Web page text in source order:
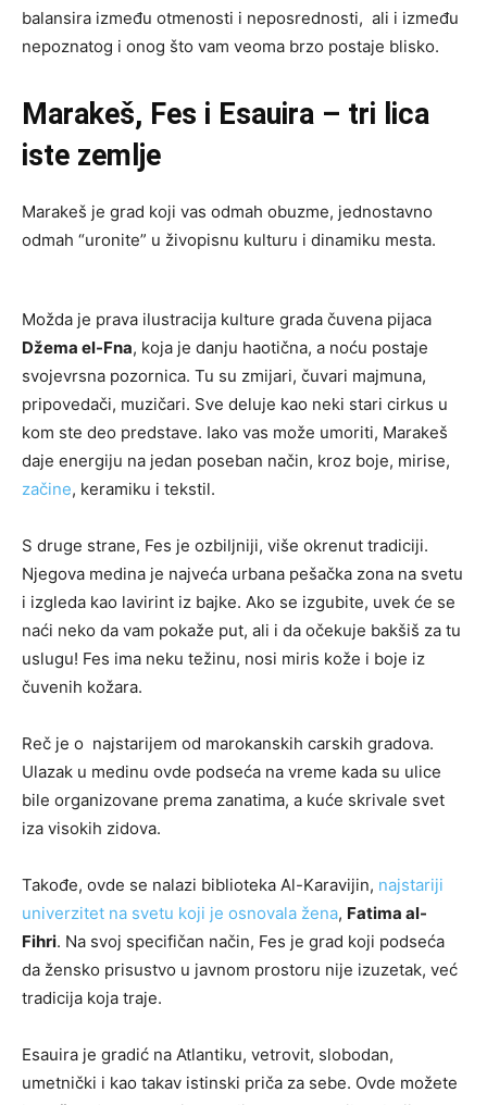
balansira između otmenosti i neposrednosti, ali i između
nepoznatog i onog što vam veoma brzo postaje blisko.
Marakeš, Fes i Esauira – tri lica
iste zemlje
Marakeš je grad koji vas odmah obuzme, jednostavno
odmah “uronite” u živopisnu kulturu i dinamiku mesta.
Možda je prava ilustracija kulture grada čuvena pijaca
Džema el-Fna, koja je danju haotična, a noću postaje
svojevrsna pozornica. Tu su zmijari, čuvari majmuna,
pripovedači, muzičari. Sve deluje kao neki stari cirkus u
kom ste deo predstave. Iako vas može umoriti, Marakeš
daje energiju na jedan poseban način, kroz boje, mirise,
začine, keramiku i tekstil.
S druge strane, Fes je ozbiljniji, više okrenut tradiciji.
Njegova medina je najveća urbana pešačka zona na svetu
i izgleda kao lavirint iz bajke. Ako se izgubite, uvek će se
naći neko da vam pokaže put, ali i da očekuje bakšiš za tu
uslugu! Fes ima neku težinu, nosi miris kože i boje iz
čuvenih kožara.
Reč je o najstarijem od marokanskih carskih gradova.
Ulazak u medinu ovde podseća na vreme kada su ulice
bile organizovane prema zanatima, a kuće skrivale svet
iza visokih zidova.
Takođe, ovde se nalazi biblioteka Al-Karavijin, najstariji
univerzitet na svetu koji je osnovala žena, Fatima al-
Fihri. Na svoj specifičan način, Fes je grad koji podseća
da žensko prisustvo u javnom prostoru nije izuzetak, već
tradicija koja traje.
Esauira je gradić na Atlantiku, vetrovit, slobodan,
umetnički i kao takav istinski priča za sebe. Ovde možete